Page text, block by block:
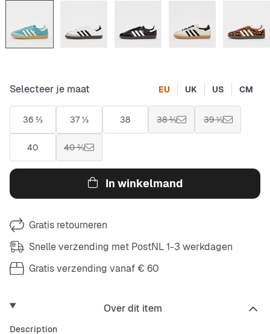
Selecteer je maat EU UK US CM
36 ⅔ 37 ⅓ 38 38 ⅔ 39 ⅓
40 40 ⅔
In winkelmand
Gratis retourneren
Snelle verzending met PostNL 1-3 werkdagen
Gratis verzending vanaf € 60
Over dit item
Description